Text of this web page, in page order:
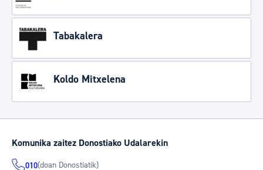
Tabakalera
Koldo Mitxelena
Komunika zaitez Donostiako Udalarekin
010(doan Donostiatik)